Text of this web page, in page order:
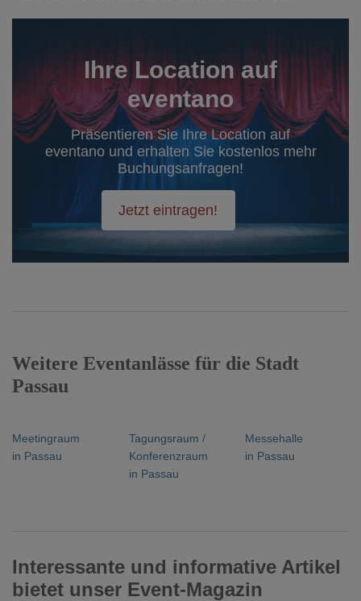
Ihre Location auf
eventano
Präsentieren Sie Ihre Location auf
eventano und erhalten Sie kostenlos mehr
Buchungsanfragen!
Jetzt eintragen!
Weitere Eventanlässe für die Stadt
Passau
Meetingraum
in Passau
Tagungsraum /
Konferenzraum
in Passau
Messehalle
in Passau
Interessante und informative Artikel
bietet unser Event-Magazin